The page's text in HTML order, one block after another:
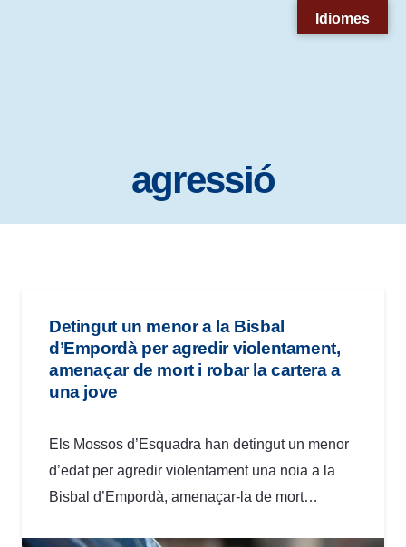
accesibilidad.
agressió
Detingut un menor a la Bisbal
d’Empordà per agredir violentament,
amenaçar de mort i robar la cartera a
una jove
Els Mossos d’Esquadra han detingut un menor
d’edat per agredir violentament una noia a la
Bisbal d’Empordà, amenaçar-la de mort…
Idiomes